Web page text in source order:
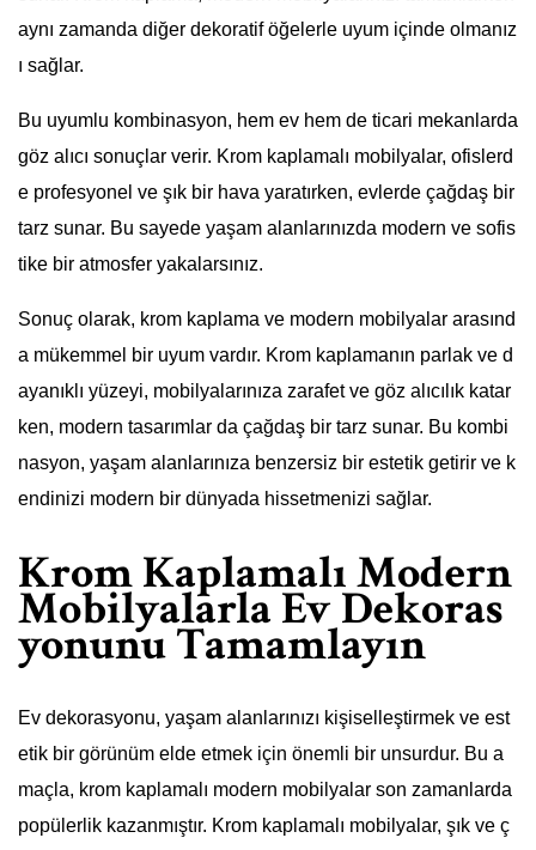
aynı zamanda diğer dekoratif öğelerle uyum içinde olmanız
ı sağlar.
Bu uyumlu kombinasyon, hem ev hem de ticari mekanlarda
göz alıcı sonuçlar verir. Krom kaplamalı mobilyalar, ofislerd
e profesyonel ve şık bir hava yaratırken, evlerde çağdaş bir
tarz sunar. Bu sayede yaşam alanlarınızda modern ve sofis
tike bir atmosfer yakalarsınız.
Sonuç olarak, krom kaplama ve modern mobilyalar arasınd
a mükemmel bir uyum vardır. Krom kaplamanın parlak ve d
ayanıklı yüzeyi, mobilyalarınıza zarafet ve göz alıcılık katar
ken, modern tasarımlar da çağdaş bir tarz sunar. Bu kombi
nasyon, yaşam alanlarınıza benzersiz bir estetik getirir ve k
endinizi modern bir dünyada hissetmenizi sağlar.
Krom Kaplamalı Modern
Mobilyalarla Ev Dekoras
yonunu Tamamlayın
Ev dekorasyonu, yaşam alanlarınızı kişiselleştirmek ve est
etik bir görünüm elde etmek için önemli bir unsurdur. Bu a
maçla, krom kaplamalı modern mobilyalar son zamanlarda
popülerlik kazanmıştır. Krom kaplamalı mobilyalar, şık ve ç